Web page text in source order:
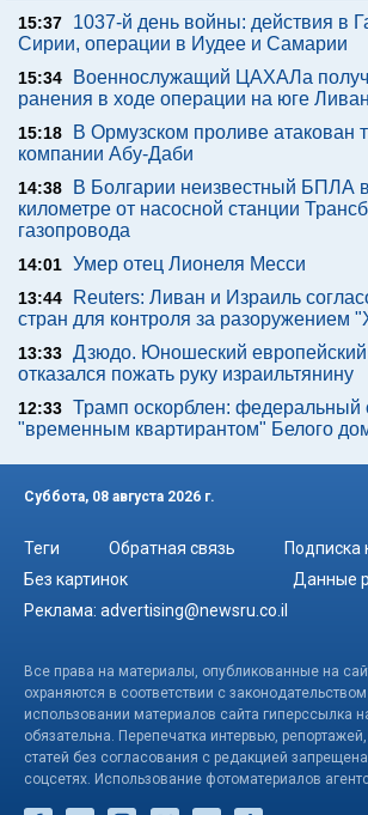
15:37
1037-й день войны: действия в
Сирии, операции в Иудее и Самарии
15:34
Военнослужащий ЦАХАЛа
ранения в ходе операции на юге
15:18
В Ормузском проливе атакован
компании Абу-Даби
14:38
В Болгарии неизвестный БПЛА
километре от насосной станции
газопровода
14:01 Умер отец Лионеля Месси
13:44
Reuters: Ливан и Израиль
стран для контроля за разоружением
13:33 Дзюдо. Юношеский европейский
отказался пожать руку израильтянину
12:33 Трамп оскорблен: федеральный
"временным квартирантом" Белого
Суббота, 08 августа 2026 г.
Теги Обратная связь
Подписка
Без картинок
Данные
Реклама: advertising@newsru.co.il
Все права на материалы, опубликованные на
охраняются в соответствии с
использовании материалов сайта гиперссылка
обязательна. Перепечатка интервью,
статей без согласования с редакцией
соцсетях. Использование фотоматериалов